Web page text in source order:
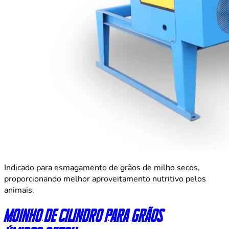
Indicado para esmagamento de grãos de milho secos,
proporcionando melhor aproveitamento nutritivo pelos
animais.
Moinho de cilindro para grãos